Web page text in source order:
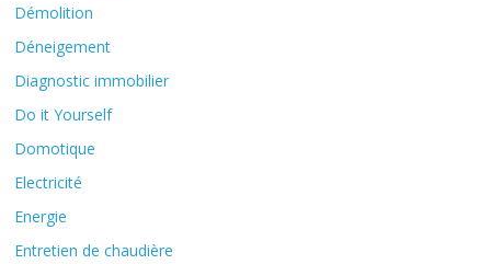
Démolition
Déneigement
Diagnostic immobilier
Do it Yourself
Domotique
Electricité
Energie
Entretien de chaudière